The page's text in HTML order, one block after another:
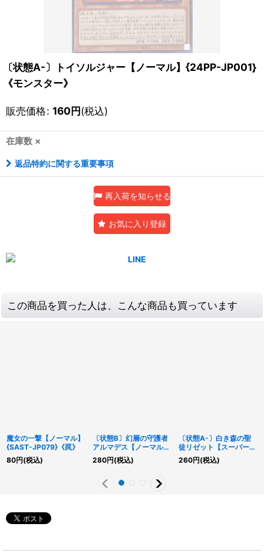
〔状態A-〕トイソルジャー【ノーマル】{24PP-JP001}
《モンスター》
販売価格: 160円(税込)
在庫数 ×
返品特約に関する重要事項
再入荷を知らせる
お気に入り登録
この商品を買った人は、こんな商品も買っています
魔女の一撃【ノーマル】
{SAST-JP079}《罠》
80円(税込)
〔状態B〕幻層の守護者
アルマデス【ノーマルパ
ラレル】{26TP-JP107}
《シンクロ》
280円(税込)
〔状態A-〕白き森の聖
徒リゼット【スーパー】
{SUDA-JP008}《モン
スター》
260円(税込)